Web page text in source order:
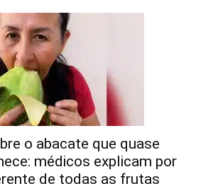
o abacate que quase
médicos explicam por
de todas as frutas